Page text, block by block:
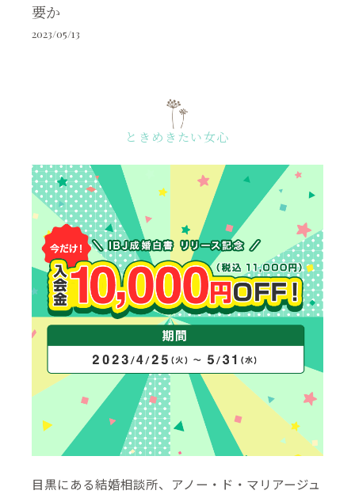
要か
2023/05/13
ときめきたい女心
目黒にある結婚相談所、アノー・ド・マリアージュ